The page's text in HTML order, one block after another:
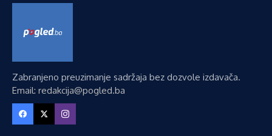
Zabranjeno preuzimanje sadržaja bez dozvole izdavača.
Email: redakcija@pogled.ba